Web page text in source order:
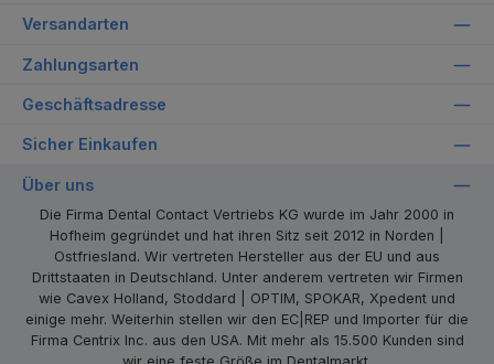
Versandarten
Zahlungsarten
Geschäftsadresse
Sicher Einkaufen
Über uns
Die Firma Dental Contact Vertriebs KG wurde im Jahr 2000 in
Hofheim gegründet und hat ihren Sitz seit 2012 in Norden |
Ostfriesland. Wir vertreten Hersteller aus der EU und aus
Drittstaaten in Deutschland. Unter anderem vertreten wir Firmen
wie Cavex Holland, Stoddard | OPTIM, SPOKAR, Xpedent und
einige mehr. Weiterhin stellen wir den EC|REP und Importer für die
Firma Centrix Inc. aus den USA. Mit mehr als 15.500 Kunden sind